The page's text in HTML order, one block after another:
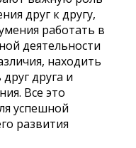
друг к другу,
работать в
деятельности
находить
друга и
Все это
успешной
развития